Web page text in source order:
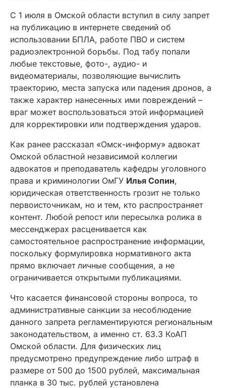
С 1 июля в Омской области вступил в силу запрет
на публикацию в интернете сведений об
использовании БПЛА, работе ПВО и систем
радиоэлектронной борьбы. Под табу попали
любые текстовые, фото-, аудио- и
видеоматериалы, позволяющие вычислить
траекторию, места запуска или падения дронов, а
также характер нанесенных ими повреждений –
враг может воспользоваться этой информацией
для корректировки или подтверждения ударов.
Как ранее рассказал «Омск-информу» адвокат
Омской областной независимой коллегии
адвокатов и преподаватель кафедры уголовного
права и криминологии ОмГУ Илья Сопин,
юридическая ответственность грозит не только
первоисточникам, но и тем, кто распространяет
контент. Любой репост или пересылка ролика в
мессенджерах расценивается как
самостоятельное распространение информации,
поскольку формулировка нормативного акта
прямо включает личные сообщения, а не
ограничивается открытыми публикациями.
Что касается финансовой стороны вопроса, то
административные санкции за несоблюдение
данного запрета регламентируются региональным
законодательством, а именно ст. 63.3 КоАП
Омской области. Для физических лиц
предусмотрено предупреждение либо штраф в
размере от 500 до 1500 рублей, максимальная
планка в 30 тыс. рублей установлена